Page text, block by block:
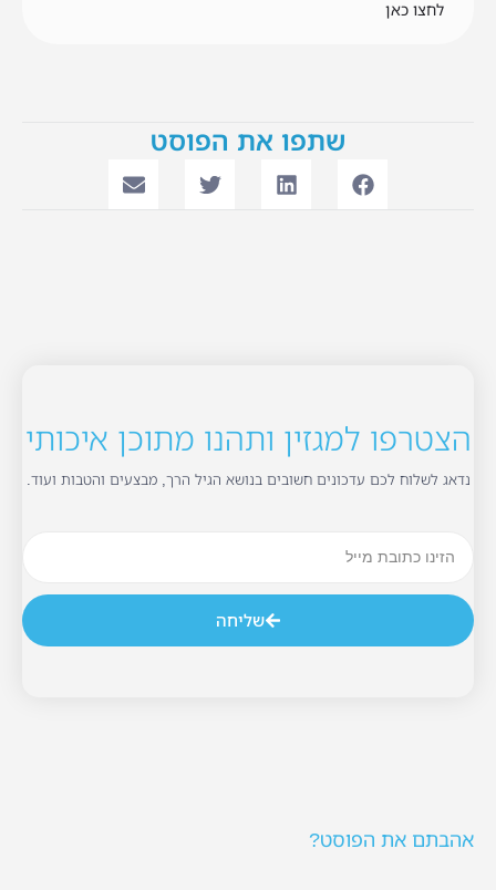
לחצו כאן
שתפו את הפוסט
הצטרפו למגזין ותהנו מתוכן איכותי
נדאג לשלוח לכם עדכונים חשובים בנושא הגיל הרך, מבצעים והטבות ועוד.
שליחה
אהבתם את הפוסט?